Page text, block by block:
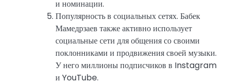
и номинации.
Популярность в социальных сетях. Бабек
Мамедрзаев также активно использует
социальные сети для общения со своими
поклонниками и продвижения своей музыки.
У него миллионы подписчиков в Instagram
и YouTube.